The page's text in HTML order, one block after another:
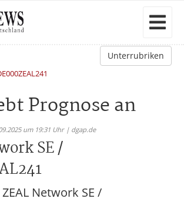
Unterrubriken
Prognose an
um 19:31 Uhr | dgap.de
SE /
Network SE /